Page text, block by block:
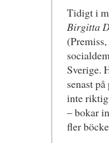
Tidigt i
Birgitta
Sverige.
senast
inte
– bokar
fler